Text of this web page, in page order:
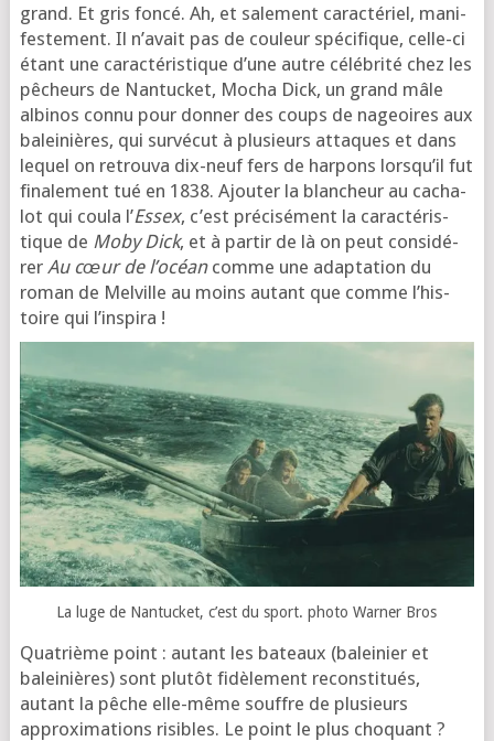
grand. Et gris fon­cé. Ah, et sale­ment carac­té­riel, mani­
fes­te­ment. Il n’a­vait pas de cou­leur spé­ci­fique, celle-ci
étant une carac­té­ris­tique d’une autre célé­bri­té chez les
pêcheurs de Nantucket, Mocha Dick, un grand mâle
albi­nos connu pour don­ner des coups de nageoires aux
balei­nières, qui sur­vé­cut à plu­sieurs attaques et dans
lequel on retrou­va dix-neuf fers de har­pons lors­qu’il fut
fina­le­ment tué en 1838. Ajouter la blan­cheur au cacha­
lot qui cou­la l’Essex, c’est pré­ci­sé­ment la carac­té­ris­
tique de Moby Dick, et à par­tir de là on peut consi­dé­
rer Au cœur de l’o­céancomme une adap­ta­tion du
roman de Melville au moins autant que comme l’his­
toire qui l’inspira !
La luge de Nantucket, c’est du sport. pho­to Warner Bros
Quatrième point : autant les bateaux (balei­nier et
balei­nières) sont plu­tôt fidè­le­ment recons­ti­tués,
autant la pêche elle-même souffre de plu­sieurs
approxi­ma­tions risibles. Le point le plus cho­quant ?